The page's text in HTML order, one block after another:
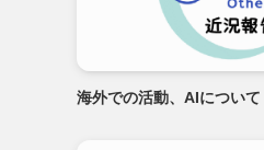
海外での活動、AIについて